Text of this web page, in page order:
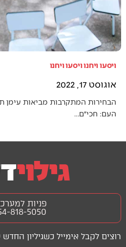
ויסעו ויחנו ויסעו ויחנו
אוגוסט 17, 2022
הבחירות המתקרבות מביאות עימן
העם: חכי״ם…
רוצים לקבל אימייל כשגיליון החדש
פניות
818-5050